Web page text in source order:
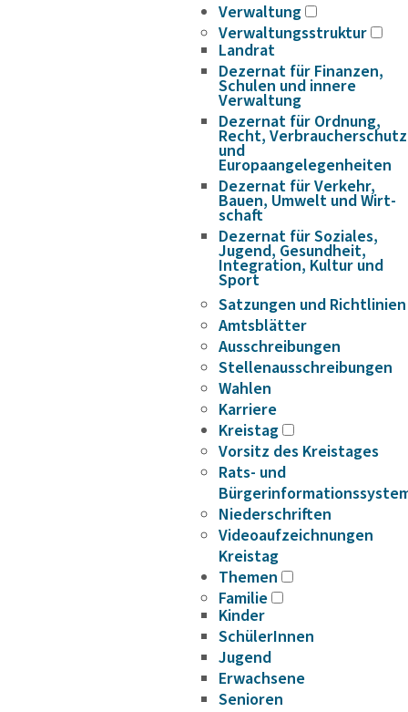
Verwaltung
Verwaltungsstruktur
Landrat
Dezernat für Finanzen,
Schulen und innere
Verwaltung
Dezernat für Ordnung,
Recht, Verbraucherschutz
und
Europaangelegenheiten
Dezernat für Verkehr,
Bauen, Umwelt und Wirt­
schaft
Dezernat für Soziales,
Jugend, Gesundheit,
Integration, Kultur und
Sport
Satzungen und Richtlinien
Amtsblätter
Ausschreibungen
Stellenausschreibungen
Wahlen
Karriere
Kreistag
Vorsitz des Kreistages
Rats- und
Niederschriften
Videoaufzeichnungen
Kreistag
Themen
Familie
Kinder
SchülerInnen
Jugend
Erwachsene
Senioren